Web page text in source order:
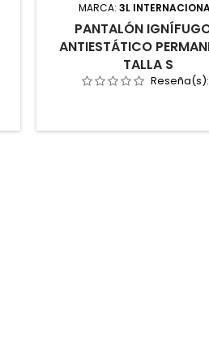
MARCA: 3L
PANTALÓN
ANTIESTÁTICO
TALLA S